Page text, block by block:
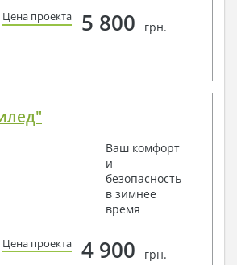
Цена проекта 5 800 грн.
Ваш комфорт
и
безопасность
в зимнее
время
Цена проекта 4 900 грн.